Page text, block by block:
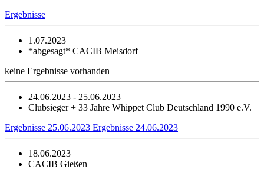
Ergebnisse
1.07.2023
*abgesagt* CACIB Meisdorf
keine Ergebnisse vorhanden
24.06.2023 - 25.06.2023
Clubsieger + 33 Jahre Whippet Club Deutschland 1990 e.V.
Ergebnisse 25.06.2023 Ergebnisse 24.06.2023
18.06.2023
CACIB Gießen